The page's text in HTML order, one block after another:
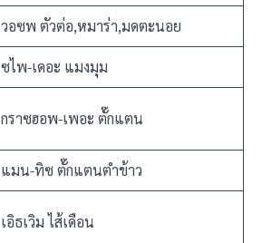
วอซพ ตัวต่อ,หมาร่า,มดตะนอย
ซไพ-เดอะ แมงมุม
กราซฮอพ-เพอะ ตั๊กแตน
แมน-ทิซ ตั๊กแตนตำข้าว
เอิธเวิม ไส้เดือน